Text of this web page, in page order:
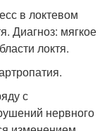
в локтевом
Диагноз: мягкое
локтя.
с
нервного